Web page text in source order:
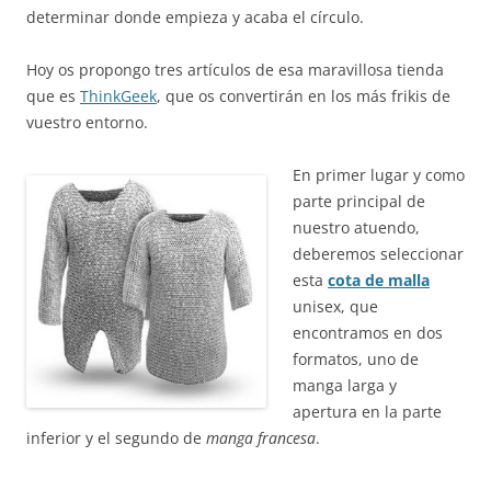
determinar donde empieza y acaba el círculo.
Hoy os propongo tres artículos de esa maravillosa tienda
que es ThinkGeek, que os convertirán en los más frikis de
vuestro entorno.
En primer lugar y como
parte principal de
nuestro atuendo,
deberemos seleccionar
esta cota de malla
unisex, que
encontramos en dos
formatos, uno de
manga larga y
apertura en la parte
inferior y el segundo de manga francesa.